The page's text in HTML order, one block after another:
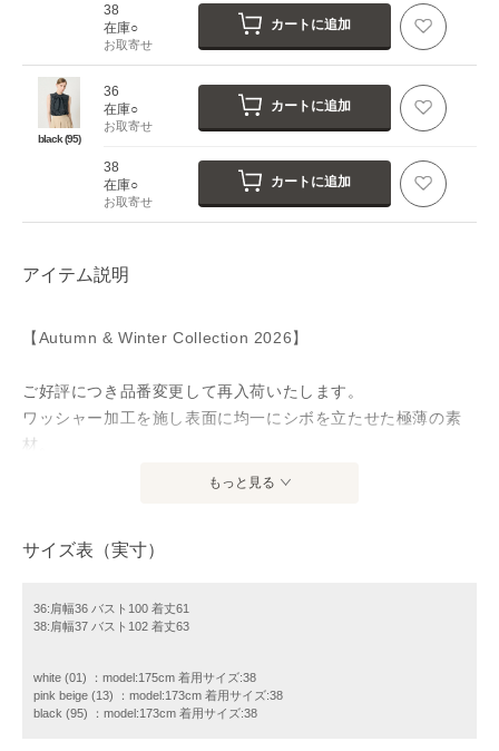
38
在庫○
お取寄せ
カートに追加
black (95)
36
在庫○
お取寄せ
カートに追加
38
在庫○
お取寄せ
カートに追加
アイテム説明
【Autumn & Winter Collection 2026】
ご好評につき品番変更して再入荷いたします。
ワッシャー加工を施し表面に均一にシボを立たせた極薄の素
材。
Aラインシルエットのリボンタイがエレガントなノースリーブ
リボンタイはお好みで前でも後ろでも結んでスタイリングし
て頂けます。
パンツとアウトしたり、スカートインしたスタイリングがお
勧めです。
もっと見る
サイズ表（実寸）
36:肩幅36 バスト100 着丈61
38:肩幅37 バスト102 着丈63
white (01) ：model:175cm 着用サイズ:38
pink beige (13) ：model:173cm 着用サイズ:38
black (95) ：model:173cm 着用サイズ:38